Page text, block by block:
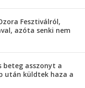
Fesztiválról,
azóta senki nem
beteg asszonyt a
után küldtek haza a